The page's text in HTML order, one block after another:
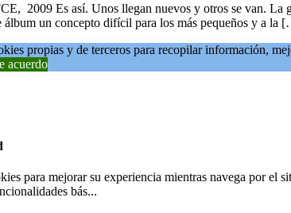
2009 Es así. Unos llegan nuevos y otros se van. La
álbum un concepto difícil para los más pequeños y a la
propias y de terceros para recopilar información,
acuerdo
para mejorar su experiencia mientras navega por el
bás...